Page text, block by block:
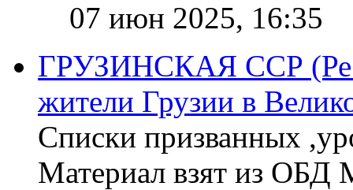
07 июн 2025, 16:35
ГРУЗИНСКАЯ ССР
жители Грузии в
Списки призванных
Материал взят из ОБД